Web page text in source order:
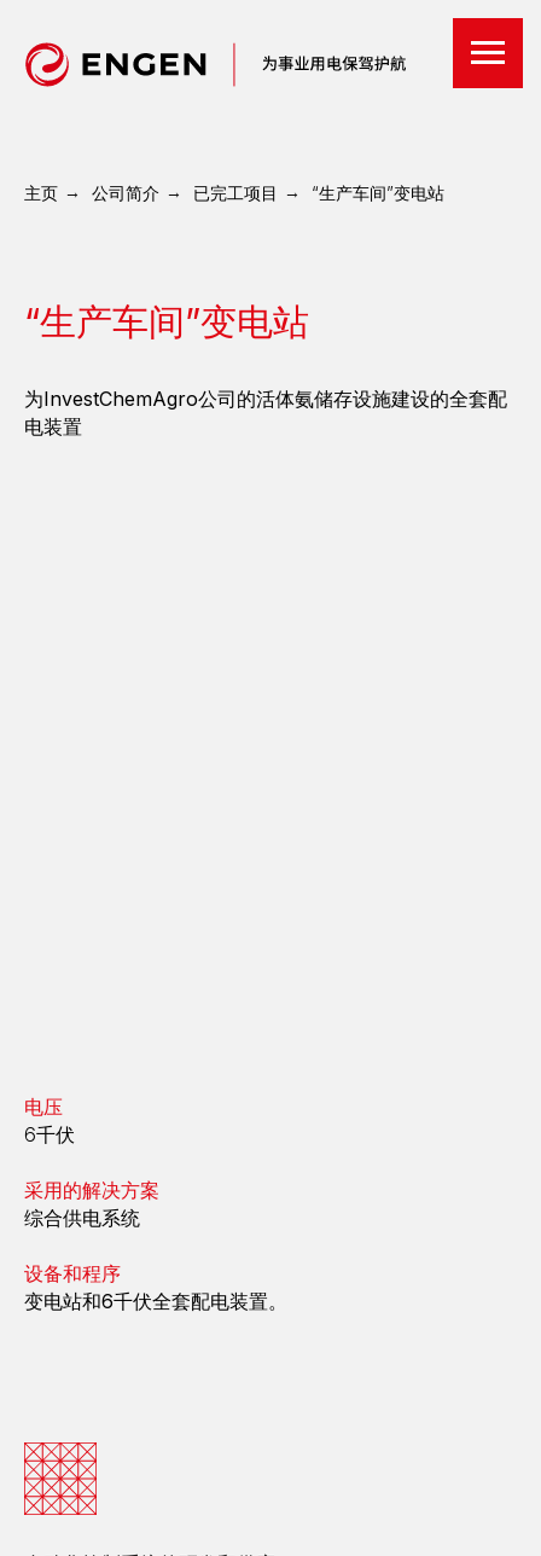
主页 → 公司简介 → 已完工项目 → “生产车间”变电站
“生产车间”变电站
为InvestChemAgro公司的活体氨储存设施建设的全套配
电装置
电压
6千伏
采用的解决方案
综合供电系统
设备和程序
变电站和6千伏全套配电装置。